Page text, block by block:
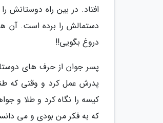
افتاد. در بین راه دوستانش
دستمالش را برده است. آن
دروغ بگویی!!
پسر جوان از حرف های
پدرش عمل کرد و وقتی که
کیسه را نگاه کرد و طلا و
که به فکر من بودی و می